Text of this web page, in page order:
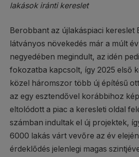
lakások iránti kereslet
Berobbant az újlakáspiaci kereslet
látványos növekedés már a múlt
negyedében megindult, az idén
fokozatba kapcsolt, így 2025 első
közel háromszor több új építésű
az egy esztendővel korábbihoz
eltolódott a piac a keresleti oldal
számban indultak el új projektek,
6000 lakás várt vevőre az év
érdeklődés jelenlegi magas